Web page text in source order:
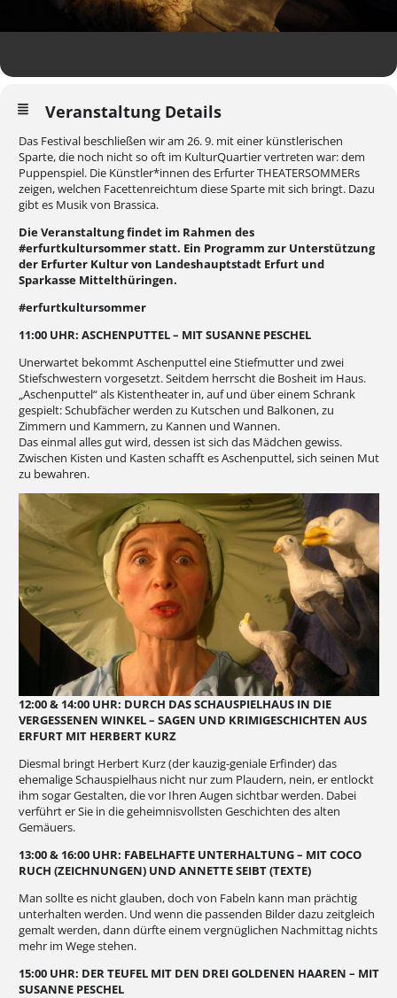
Veranstaltung Details
Das Festival beschließen wir am 26. 9. mit einer künstlerischen
Sparte, die noch nicht so oft im KulturQuartier vertreten war: dem
Puppenspiel. Die Künstler*innen des Erfurter THEATERSOMMERs
zeigen, welchen Facettenreichtum diese Sparte mit sich bringt. Dazu
gibt es Musik von Brassica.
Die Veranstaltung findet im Rahmen des
#erfurtkultursommer statt. Ein Programm zur Unterstützung
der Erfurter Kultur von Landeshauptstadt Erfurt und
Sparkasse Mittelthüringen.
#erfurtkultursommer
11:00 UHR: ASCHENPUTTEL – MIT SUSANNE PESCHEL
Unerwartet bekommt Aschenputtel eine Stiefmutter und zwei
Stiefschwestern vorgesetzt. Seitdem herrscht die Bosheit im Haus.
„Aschenputtel“ als Kistentheater in, auf und über einem Schrank
gespielt: Schubfächer werden zu Kutschen und Balkonen, zu
Zimmern und Kammern, zu Kannen und Wannen.
Das einmal alles gut wird, dessen ist sich das Mädchen gewiss.
Zwischen Kisten und Kasten schafft es Aschenputtel, sich seinen Mut
zu bewahren.
12:00 & 14:00 UHR: DURCH DAS SCHAUSPIELHAUS IN DIE
VERGESSENEN WINKEL – SAGEN UND KRIMIGESCHICHTEN AUS
ERFURT MIT HERBERT KURZ
Diesmal bringt Herbert Kurz (der kauzig-geniale Erfinder) das
ehemalige Schauspielhaus nicht nur zum Plaudern, nein, er entlockt
ihm sogar Gestalten, die vor Ihren Augen sichtbar werden. Dabei
verführt er Sie in die geheimnisvollsten Geschichten des alten
Gemäuers.
13:00 & 16:00 UHR: FABELHAFTE UNTERHALTUNG – MIT COCO
RUCH (ZEICHNUNGEN) UND ANNETTE SEIBT (TEXTE)
Man sollte es nicht glauben, doch von Fabeln kann man prächtig
unterhalten werden. Und wenn die passenden Bilder dazu zeitgleich
gemalt werden, dann dürfte einem vergnüglichen Nachmittag nichts
mehr im Wege stehen.
15:00 UHR: DER TEUFEL MIT DEN DREI GOLDENEN HAAREN – MIT
SUSANNE PESCHEL